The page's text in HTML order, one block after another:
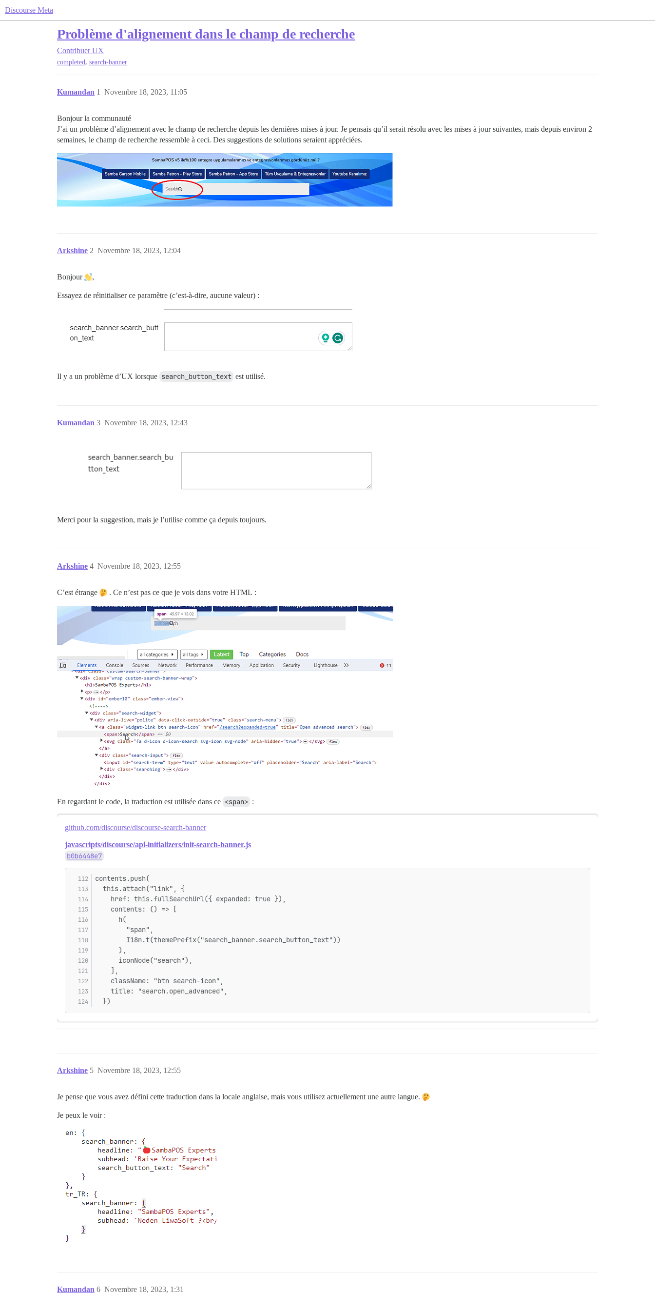
Discourse Meta
Problème d'alignement dans le champ de recherche
Contribuer UX
completed, search-banner
Kumandan Novembre 18, 2023, 11:05
1
Bonjour la communauté
J’ai un problème d’alignement avec le champ de recherche depuis les dernières mises à jour. Je pensais qu’il serait résolu avec les mises à jour suivantes, mais depuis environ 2
semaines, le champ de recherche ressemble à ceci. Des suggestions de solutions seraient appréciées.
Arkshine Novembre 18, 2023, 12:04
2
Bonjour ,
Essayez de réinitialiser ce paramètre (c’est-à-dire, aucune valeur) :
Il y a un problème d’UX lorsque search_button_text est utilisé.
Kumandan Novembre 18, 2023, 12:43
3
Merci pour la suggestion, mais je l’utilise comme ça depuis toujours.
Arkshine Novembre 18, 2023, 12:55
4
C’est étrange . Ce n’est pas ce que je vois dans votre HTML :
En regardant le code, la traduction est utilisée dans ce <span> :
github.com/discourse/discourse-search-banner
javascripts/discourse/api-initializers/init-search-banner.js
b0b6448e7
contents.push(
  this.attach("link", {
    href: this.fullSearchUrl({ expanded: true }),
    contents: () => [
      h(
        "span",
        I18n.t(themePrefix("search_banner.search_button_text"))
      ),
      iconNode("search"),
    ],
    className: "btn search-icon",
    title: "search.open_advanced",
  })
Arkshine Novembre 18, 2023, 12:55
5
Je pense que vous avez défini cette traduction dans la locale anglaise, mais vous utilisez actuellement une autre langue.
Je peux le voir :
Kumandan Novembre 18, 2023, 1:31
6